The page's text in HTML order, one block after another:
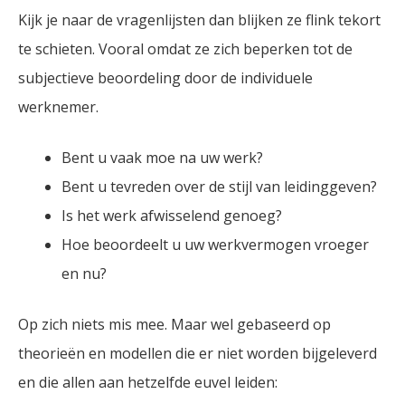
Kijk je naar de vragenlijsten dan blijken ze flink tekort
te schieten. Vooral omdat ze zich beperken tot de
subjectieve beoordeling door de individuele
werknemer.
Bent u vaak moe na uw werk?
Bent u tevreden over de stijl van leidinggeven?
Is het werk afwisselend genoeg?
Hoe beoordeelt u uw werkvermogen vroeger
en nu?
Op zich niets mis mee. Maar wel gebaseerd op
theorieën en modellen die er niet worden bijgeleverd
en die allen aan hetzelfde euvel leiden: